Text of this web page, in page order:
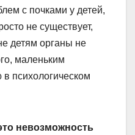
с почками у детей,
не существует,
детям органы не
маленьким
психологическом
невозможность